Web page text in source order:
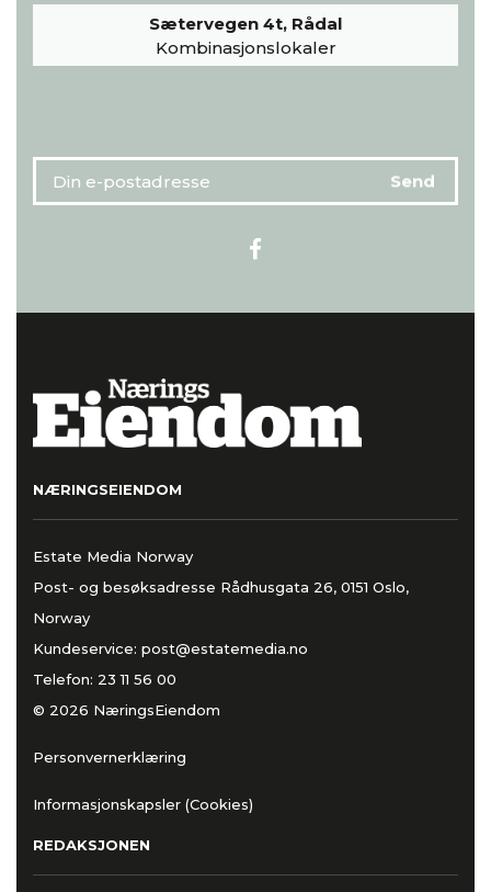
Sætervegen 4t, Rådal
Kombinasjonslokaler
NÆRINGSEIENDOM
Estate Media Norway
Post- og besøksadresse Rådhusgata 26, 0151 Oslo,
Norway
Kundeservice: post@estatemedia.no
Telefon: 23 11 56 00
© 2026 NæringsEiendom
Personvernerklæring
Informasjonskapsler (Cookies)
REDAKSJONEN